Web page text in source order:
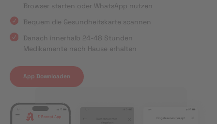
Browser starten oder WhatsApp nutzen
Bequem die Gesundheitskarte scannen
Danach innerhalb 24-48 Stunden
Medikamente nach Hause erhalten
App Downloaden